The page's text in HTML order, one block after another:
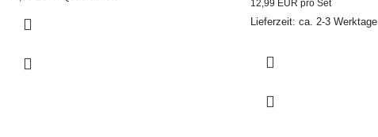
12,99 EUR pro Set
Lieferzeit: ca. 2-3 Werktage